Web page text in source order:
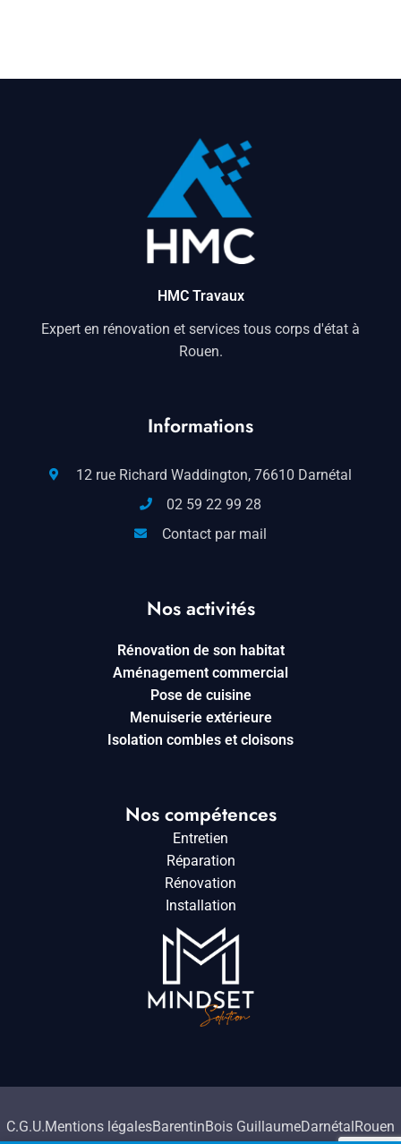
HMC Travaux
Expert en rénovation et services tous corps d'état à
Rouen.
Informations
12 rue Richard Waddington, 76610 Darnétal
02 59 22 99 28
Contact par mail
Nos activités
Rénovation de son habitat
Aménagement commercial
Pose de cuisine
Menuiserie extérieure
Isolation combles et cloisons
Nos compétences
Entretien
Réparation
Rénovation
Installation
C.G.U.Mentions légalesBarentinBois GuillaumeDarnétalRouen